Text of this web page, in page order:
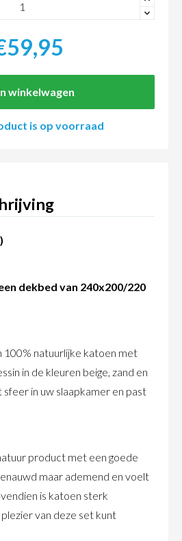
dekbed van 240x200/220
natuurlijke katoen met
in de kleuren beige, zand en
in uw slaapkamer en past
product met een goede
maar ademend en voelt
is katoen sterk
van deze set kunt
-
winkelwagen
is op voorraad